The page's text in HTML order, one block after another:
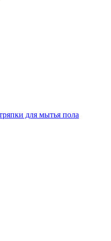
для мытья пола